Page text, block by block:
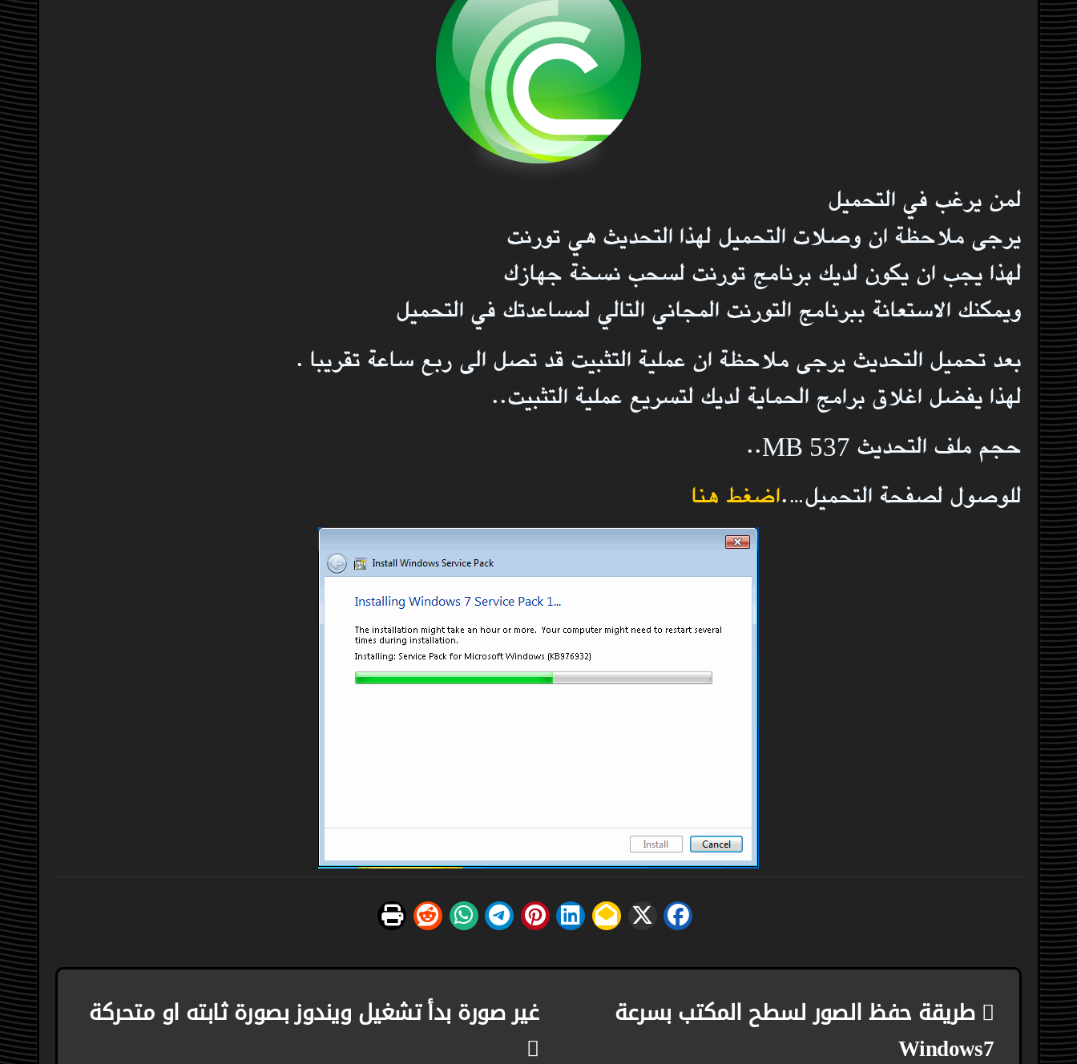
لمن يرغب في التحميل
يرجى ملاحظة ان وصلات التحميل لهذا التحديث هي تورنت
لهذا يجب ان يكون لديك برنامج تورنت لسحب نسخة جهازك
ويمكنك الاستعانة ببرنامج التورنت المجاني التالي لمساعدتك في التحميل
بعد تحميل التحديث يرجى ملاحظة ان عملية التثبيت قد تصل الى ربع ساعة تقريبا .
لهذا يفضل اغلاق برامج الحماية لديك لتسريع عملية التثبيت..
حجم ملف التحديث MB 537..
للوصول لصفحة التحميل….اضغط هنا
تصفّح
المقالات
طريقة حفظ الصور لسطح المكتب بسرعة
Windows7
غير صورة بدأ تشغيل ويندوز بصورة ثابته او متحركة